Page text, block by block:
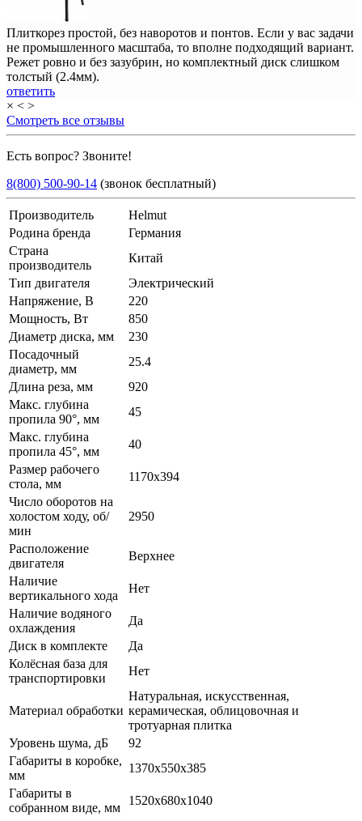
Плиткорез простой, без наворотов и понтов. Если у вас задачи
не промышленного масштаба, то вполне подходящий вариант.
Режет ровно и без зазубрин, но комплектный диск слишком
толстый (2.4мм).
ответить
× < >
Смотреть все отзывы
Есть вопрос? Звоните!
8(800) 500-90-14 (звонок бесплатный)
Производитель
Helmut
Родина бренда
Германия
Страна
производитель
Китай
Тип двигателя
Электрический
Напряжение, В
220
Мощность, Вт
850
Диаметр диска, мм
230
Посадочный
диаметр, мм
25.4
Длина реза, мм
920
Макс. глубина
пропила 90°, мм
45
Макс. глубина
пропила 45°, мм
40
Размер рабочего
стола, мм
1170x394
Число оборотов на
холостом ходу, об/
мин
2950
Расположение
двигателя
Верхнее
Наличие
вертикального хода
Нет
Наличие водяного
охлаждения
Да
Диск в комплекте
Да
Колёсная база для
транспортировки
Нет
Материал обработки
Натуральная, искусственная,
керамическая, облицовочная и
тротуарная плитка
Уровень шума, дБ
92
Габариты в коробке,
мм
1370x550x385
Габариты в
собранном виде, мм
1520х680х1040